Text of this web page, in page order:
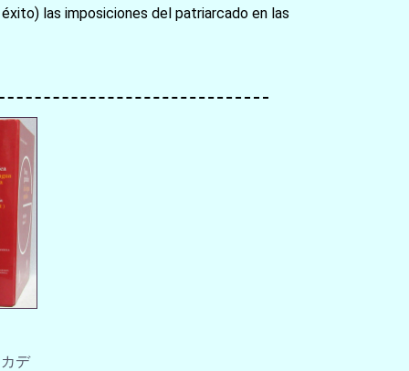
las imposiciones del patriarcado en las
デ